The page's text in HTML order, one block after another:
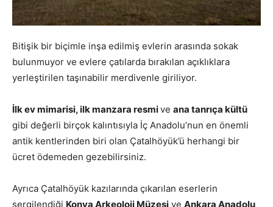
Bitişik bir biçimle inşa edilmiş evlerin arasında sokak
bulunmuyor ve evlere çatılarda bırakılan açıklıklara
yerleştirilen taşınabilir merdivenle giriliyor.
İlk ev mimarisi, ilk manzara resmive ana tanrıça kültü
gibi değerli birçok kalıntısıyla İç Anadolu’nun en önemli
antik kentlerinden biri olan Çatalhöyük’ü herhangi bir
ücret ödemeden gezebilirsiniz.
Ayrıca Çatalhöyük kazılarında çıkarılan eserlerin
sergilendiği Konya Arkeoloji Müzesi ve Ankara Anadolu